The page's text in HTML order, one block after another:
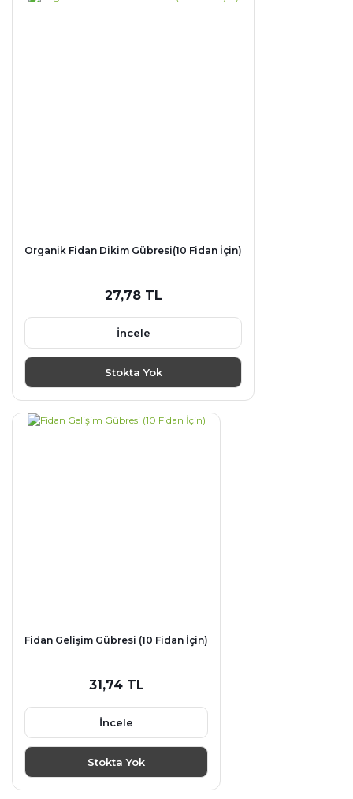
Organik Fidan Dikim Gübresi(10 Fidan İçin)
27,78 TL
İncele
Stokta Yok
Fidan Gelişim Gübresi (10 Fidan İçin)
31,74 TL
İncele
Stokta Yok